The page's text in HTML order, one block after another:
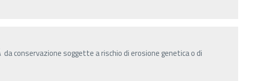
conservazione soggette a rischio di erosione genetica o di